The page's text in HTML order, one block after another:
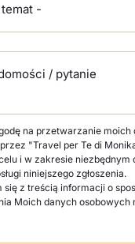
-
/ pytanie
na przetwarzanie moich
"Travel per Te di
i w zakresie niezbędnym
niniejszego zgłoszenia.
się z treścią informacji o
Moich danych osobowych